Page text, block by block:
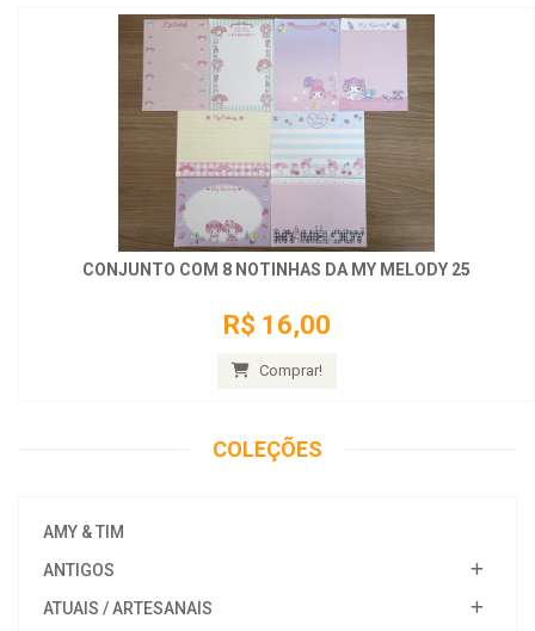
CONJUNTO COM 8 NOTINHAS DA MY MELODY 25
R$ 16,00
Comprar!
COLEÇÕES
AMY & TIM
ANTIGOS
ATUAIS / ARTESANAIS